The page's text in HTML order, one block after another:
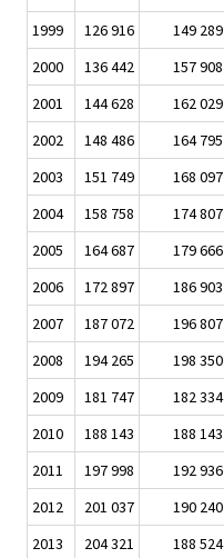
1999
126 916 149 289
2000
136 442 157 908
2001
144 628 162 029
2002
148 486 164 795
2003
151 749 168 097
2004
158 758 174 807
2005
164 687 179 666
2006
172 897 186 903
2007
187 072 196 807
2008
194 265 198 350
2009
181 747 182 334
2010
188 143 188 143
2011
197 998 192 936
2012
201 037 190 240
2013
204 321 188 524